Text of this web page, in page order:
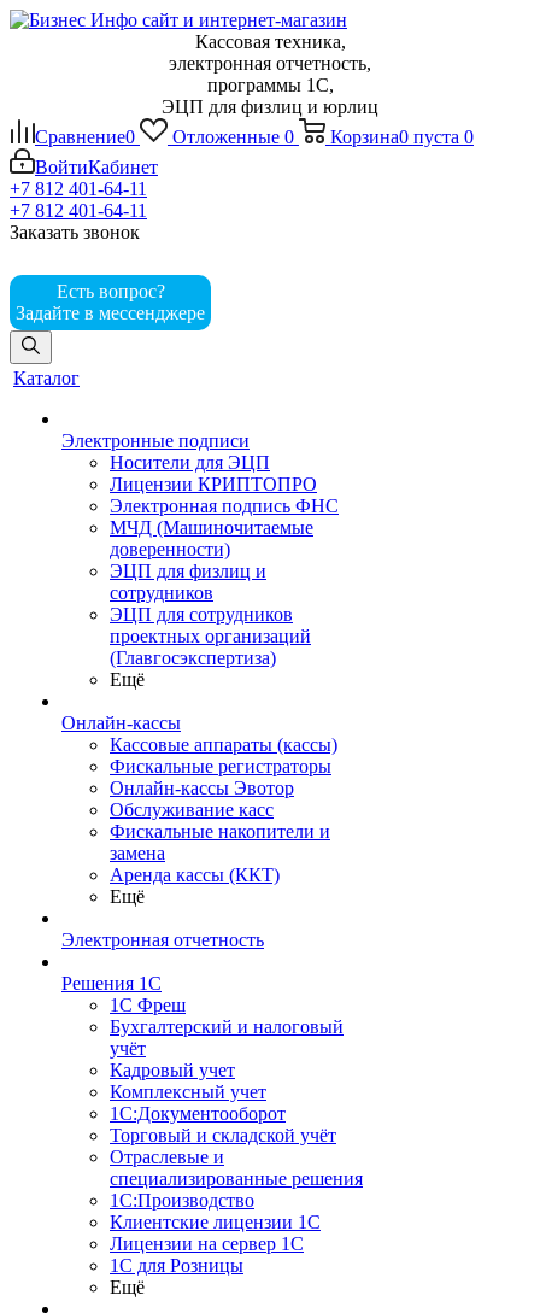
Кассовая техника,
электронная отчетность,
программы 1С,
ЭЦП для физлиц и юрлиц
Сравнение0 Отложенные 0 Корзина0 пуста 0
ВойтиКабинет
+7 812 401-64-11
+7 812 401-64-11
Заказать звонок
Есть вопрос?
Задайте в мессенджере
Каталог
Электронные подписи
Носители для ЭЦП
Лицензии КРИПТОПРО
Электронная подпись ФНС
МЧД (Машиночитаемые
доверенности)
ЭЦП для физлиц и
сотрудников
ЭЦП для сотрудников
проектных организаций
(Главгосэкспертиза)
Ещё
Онлайн-кассы
Кассовые аппараты (кассы)
Фискальные регистраторы
Онлайн-кассы Эвотор
Обслуживание касс
Фискальные накопители и
замена
Аренда кассы (ККТ)
Ещё
Электронная отчетность
Решения 1С
1С Фреш
Бухгалтерский и налоговый
учёт
Кадровый учет
Комплексный учет
1С:Документооборот
Торговый и складской учёт
Отраслевые и
специализированные решения
1С:Производство
Клиентские лицензии 1С
Лицензии на сервер 1С
1С для Розницы
Ещё